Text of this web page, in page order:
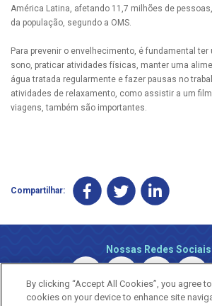
América Latina, afetando 11,7 milhões de
da população, segundo a OMS.
Para prevenir o envelhecimento, é fundamental ter
sono, praticar atividades físicas, manter uma
água tratada regularmente e fazer pausas no
atividades de relaxamento, como assistir a um
viagens, também são importantes.
Compartilhar:
Nossas Redes Sociais
By clicking “Accept All Cookies”, you agree
cookies on your device to enhance site